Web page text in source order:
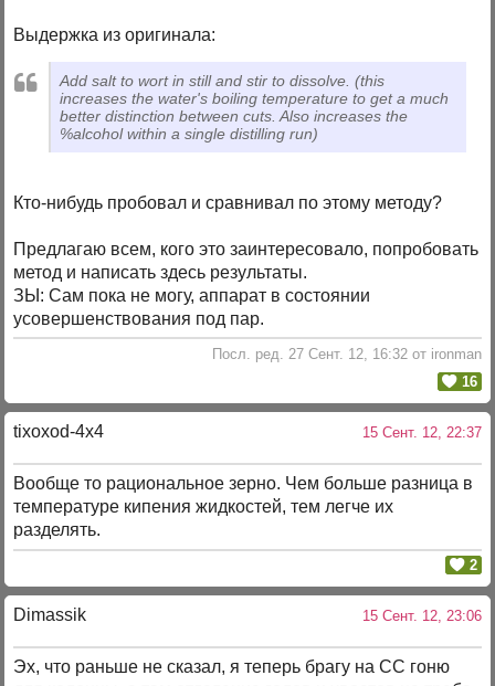
Выдержка из оригинала:
Add salt to wort in still and stir to dissolve. (this
increases the water's boiling temperature to get a much
better distinction between cuts. Also increases the
%alcohol within a single distilling run)
Кто-нибудь пробовал и сравнивал по этому методу?
Предлагаю всем, кого это заинтересовало, попробовать
метод и написать здесь результаты.
ЗЫ: Сам пока не могу, аппарат в состоянии
усовершенствования под пар.
Посл. ред. 27 Сент. 12, 16:32 от ironman
16
tixoxod-4x4 15 Сент. 12, 22:37
Вообще то рациональное зерно. Чем больше разница в
температуре кипения жидкостей, тем легче их
разделять.
2
Dimassik 15 Сент. 12, 23:06
Эх, что раньше не сказал, я теперь брагу на СС гоню